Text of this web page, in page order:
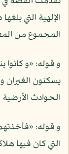
الإلهية التي
المجموع من
و قوله: «و كانوا
يسكنون
الحوادث
و قوله:
التي كان فيها